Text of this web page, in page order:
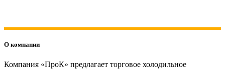
О компании
Компания «ПроК» предлагает торговое холодильное